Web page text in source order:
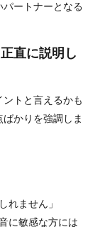
ートナーとなる
直に説明し
トと言えるかも
かりを強調しま
れません」
に敏感な方には